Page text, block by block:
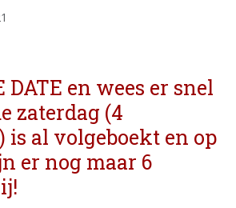
DATE en wees er snel
zaterdag (4
is al volgeboekt en op
er nog maar 6